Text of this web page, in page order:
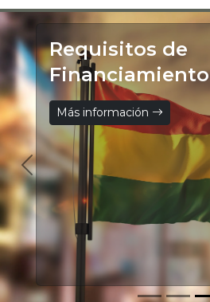
Requisitos de
Financiamiento
Más información